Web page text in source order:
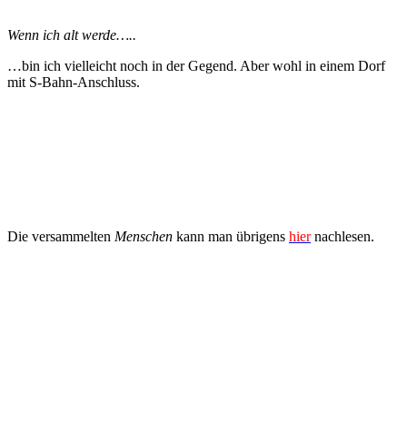
Wenn ich alt werde…..
…bin ich vielleicht noch in der Gegend. Aber wohl in einem Dorf
mit S-Bahn-Anschluss.
Die versammelten Menschen kann man übrigens hiernachlesen.